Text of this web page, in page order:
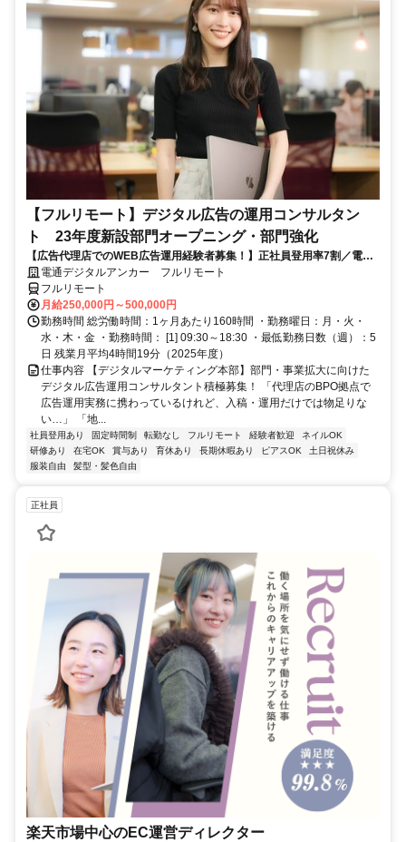
【フルリモート】デジタル広告の運用コンサルタン
ト 23年度新設部門オープニング・部門強化
【広告代理店でのWEB広告運用経験者募集！】正社員登用率7割／電通
G／全国×完全在宅／年休126日・土日祝休み／残業月平均4時間19分
電通デジタルアンカー フルリモート
フルリモート
月給250,000円～500,000円
勤務時間 総労働時間：1ヶ月あたり160時間 ・勤務曜日：月・火・
水・木・金 ・勤務時間： [1] 09:30～18:30 ・最低勤務日数（週）：5
日 残業月平均4時間19分（2025年度）
仕事内容 【デジタルマーケティング本部】部門・事業拡大に向けた
デジタル広告運用コンサルタント積極募集！ 「代理店のBPO拠点で
広告運用実務に携わっているけれど、入稿・運用だけでは物足りな
い…」 「地...
社員登用あり 固定時間制 転勤なし フルリモート 経験者歓迎
ネイルOK
研修あり
在宅OK 賞与あり 育休あり 長期休暇あり ピアスOK
土日祝休み
服装自由
髪型・髪色自由
正社員
楽天市場中心のEC運営ディレクター